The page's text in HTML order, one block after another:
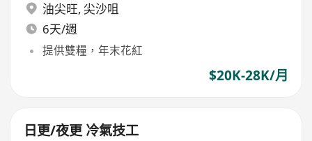
油尖旺, 尖沙咀
6天/週
提供雙糧，年末花紅
$20K-28K/月
日更/夜更 冷氣技工